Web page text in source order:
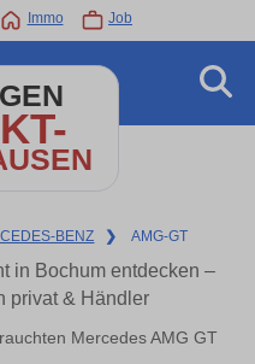
Immo Job
BENZ ❯ AMG-GT
in Bochum entdecken –
privat & Händler
Mercedes AMG GT